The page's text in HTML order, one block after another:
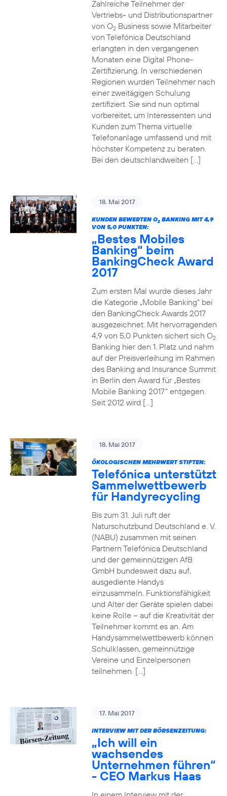
Zahlreiche Teilnehmer der
Vertriebs- und Distributionspartner
von O2Business sowie Mitarbeiter
von Telefónica Deutschland
erlangten in den vergangenen
Monaten eine Digital Phone-
Zertifizierung. In verschiedenen
Regionen wurden Teilnehmer nach
einer zweitägigen Schulung
zertifiziert. Sie sind nun optimal
vorbereitet, um Interessenten und
Kunden zum Thema virtuelle
Telefonanlage umfassend und mit
höchster Kompetenz zu beraten.
Bei den deutschlandweiten […]
18. Mai 2017
KUNDEN BEWERTEN O2BANKING MIT 4,9
VON 5,0 PUNKTEN:
„Bestes Mobiles
Banking“ beim
BankingCheck Award
2017
Zum ersten Mal wurde dieses Jahr
die Kategorie „Mobile Banking“ bei
den BankingCheck Awards 2017
ausgezeichnet. Mit hervorragenden
4,9 von 5,0 Punkten sichert sich O2
Banking hier den 1. Platz und nahm
auf der Preisverleihung im Rahmen
des Banking and Insurance Summit
in Berlin den Award für „Bestes
Mobile Banking 2017“ entgegen.
Seit 2012 wird […]
18. Mai 2017
ÖKOLOGISCHEN MEHRWERT STIFTEN:
Telefónica unterstützt
Sammelwettbewerb
für Handyrecycling
Bis zum 31. Juli ruft der
Naturschutzbund Deutschland e. V.
(NABU) zusammen mit seinen
Partnern Telefónica Deutschland
und der gemeinnützigen AfB
GmbH bundesweit dazu auf,
ausgediente Handys
einzusammeln. Funktionsfähigkeit
und Alter der Geräte spielen dabei
keine Rolle – auf die Kreativität der
Teilnehmer kommt es an. Am
Handysammelwettbewerb können
Schulklassen, gemeinnützige
Vereine und Einzelpersonen
teilnehmen. […]
17. Mai 2017
INTERVIEW MIT DER BÖRSENZEITUNG:
„Ich will ein
wachsendes
Unternehmen führen“
- CEO Markus Haas